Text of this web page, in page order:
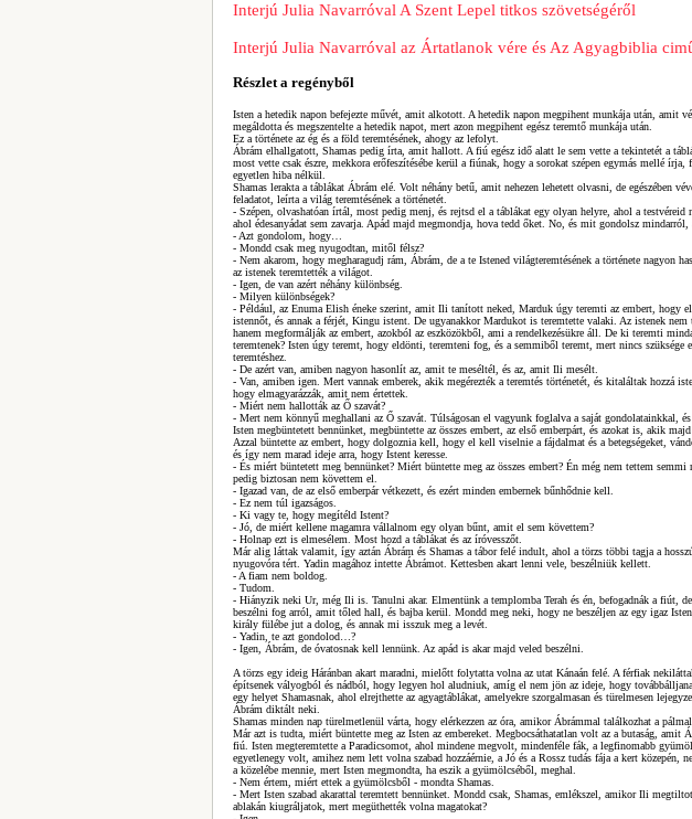
Interjú Julia Navarróval A Szent Lepel titkos szövetségéről
Interjú Julia Navarróval az Ártatlanok vére és Az Agyagbiblia
Részlet a regényből
Isten a hetedik napon befejezte művét, amit alkotott. A hetedik napon megpihent munkája után, amit
megáldotta és megszentelte a hetedik napot, mert azon megpihent egész teremtő munkája után.
Ez a története az ég és a föld teremtésének, ahogy az lefolyt.
Ábrám elhallgatott, Shamas pedig írta, amit hallott. A fiú egész idő alatt le sem vette a tekintetét a
most vette csak észre, mekkora erőfeszítésébe kerül a fiúnak, hogy a sorokat szépen egymás mellé írja,
egyetlen hiba nélkül.
Shamas lerakta a táblákat Ábrám elé. Volt néhány betű, amit nehezen lehetett olvasni, de egészében
feladatot, leírta a világ teremtésének a történetét.
- Szépen, olvashatóan írtál, most pedig menj, és rejtsd el a táblákat egy olyan helyre, ahol a testvéreid
ahol édesanyádat sem zavarja. Apád majd megmondja, hova tedd őket. No, és mit gondolsz
- Azt gondolom, hogy…
- Mondd csak meg nyugodtan, mitől félsz?
- Nem akarom, hogy megharagudj rám, Ábrám, de a te Istened világteremtésének a története nagyon
az istenek teremtették a világot.
- Igen, de van azért néhány különbség.
- Milyen különbségek?
- Például, az Enuma Elish éneke szerint, amit Ili tanított neked, Marduk úgy teremti az embert, hogy
istennőt, és annak a férjét, Kingu istent. De ugyanakkor Mardukot is teremtette valaki. Az istenek nem
hanem megformálják az embert, azokból az eszközökből, ami a rendelkezésükre áll. De ki teremti
teremtenek? Isten úgy teremt, hogy eldönti, teremteni fog, és a semmiből teremt, mert nincs szüksége
teremtéshez.
- De azért van, amiben nagyon hasonlít az, amit te meséltél, és az, amit Ili mesélt.
- Van, amiben igen. Mert vannak emberek, akik megérezték a teremtés történetét, és kitaláltak hozzá
hogy elmagyarázzák, amit nem értettek.
- Miért nem hallották az Ő szavát?
- Mert nem könnyű meghallani az Ő szavát. Túlságosan el vagyunk foglalva a saját gondolatainkkal, és
Isten megbüntetett bennünket, megbüntette az összes embert, az első emberpárt, és azokat is, akik
Azzal büntette az embert, hogy dolgoznia kell, hogy el kell viselnie a fájdalmat és a betegségeket,
és így nem marad ideje arra, hogy Istent keresse.
- És miért büntetett meg bennünket? Miért büntette meg az összes embert? Én még nem tettem semmi
pedig biztosan nem követtem el.
- Igazad van, de az első emberpár vétkezett, és ezért minden embernek bűnhődnie kell.
- Ez nem túl igazságos.
- Ki vagy te, hogy megítéld Istent?
- Jó, de miért kellene magamra vállalnom egy olyan bűnt, amit el sem követtem?
- Holnap ezt is elmesélem. Most hozd a táblákat és az íróvesszőt.
Már alig láttak valamit, így aztán Ábrám és Shamas a tábor felé indult, ahol a törzs többi tagja a
nyugovóra tért. Yadin magához intette Ábrámot. Kettesben akart lenni vele, beszélniük kellett.
- A fiam nem boldog.
- Tudom.
- Hiányzik neki Ur, még Ili is. Tanulni akar. Elmentünk a templomba Terah és én, befogadnák a fiút,
beszélni fog arról, amit tőled hall, és bajba kerül. Mondd meg neki, hogy ne beszéljen az egy igaz
király fülébe jut a dolog, és annak mi isszuk meg a levét.
- Yadin, te azt gondolod…?
- Igen, Ábrám, de óvatosnak kell lennünk. Az apád is akar majd veled beszélni.
A törzs egy ideig Háránban akart maradni, mielőtt folytatta volna az utat Kánaán felé. A férfiak
építsenek vályogból és nádból, hogy legyen hol aludniuk, amíg el nem jön az ideje, hogy
egy helyet Shamasnak, ahol elrejthette az agyagtáblákat, amelyekre szorgalmasan és türelmesen
Ábrám diktált neki.
Shamas minden nap türelmetlenül várta, hogy elérkezzen az óra, amikor Ábrámmal találkozhat a
Már azt is tudta, miért büntette meg az Isten az embereket. Megbocsáthatatlan volt az a butaság, amit
fiú. Isten megteremtette a Paradicsomot, ahol mindene megvolt, mindenféle fák, a legfinomabb
egyetlenegy volt, amihez nem lett volna szabad hozzáérnie, a Jó és a Rossz tudás fája a kert közepén,
a közelébe mennie, mert Isten megmondta, ha eszik a gyümölcséből, meghal.
- Nem értem, miért ettek a gyümölcsből - mondta Shamas.
- Mert Isten szabad akarattal teremtett bennünket. Mondd csak, Shamas, emlékszel, amikor Ili
ablakán kiugráljatok, mert megüthették volna magatokat?